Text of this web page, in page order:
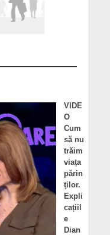
VIDE
O
Cum
să nu
trăim
viața
părin
ților.
Expli
cațiil
e
Dian